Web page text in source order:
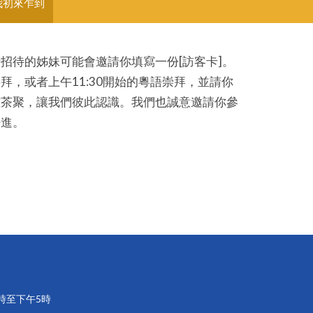
初來乍到
待的姊妹可能會邀請你填寫一份[訪客卡]。
，或者上午11:30開始的粵語崇拜，並請你
聚，讓我們彼此認識。我們也誠意邀請你參
。
至下午5時